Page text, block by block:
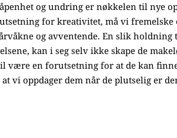
og undring er nøkkelen til nye
for kreativitet, må vi
og avventende. En slik holdning
kan i seg selv ikke skape de
være en forutsetning for at de kan
vi oppdager dem når de plutselig er